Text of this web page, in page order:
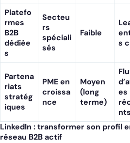
Platefo
rmes
B2B
dédiée
s
Secteu
rs
spéciali
sés
Faible
s
Partena
riats
stratég
iques
PME en
croissa
nce
Moyen
(long
terme)
es
nts
LinkedIn : transformer son profil
réseau B2B actif